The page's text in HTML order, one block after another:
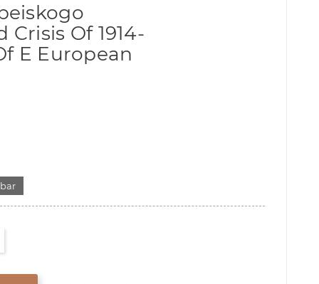
Crisis Of 1914-
E European